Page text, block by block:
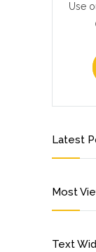
Use
Latest
Most
Text